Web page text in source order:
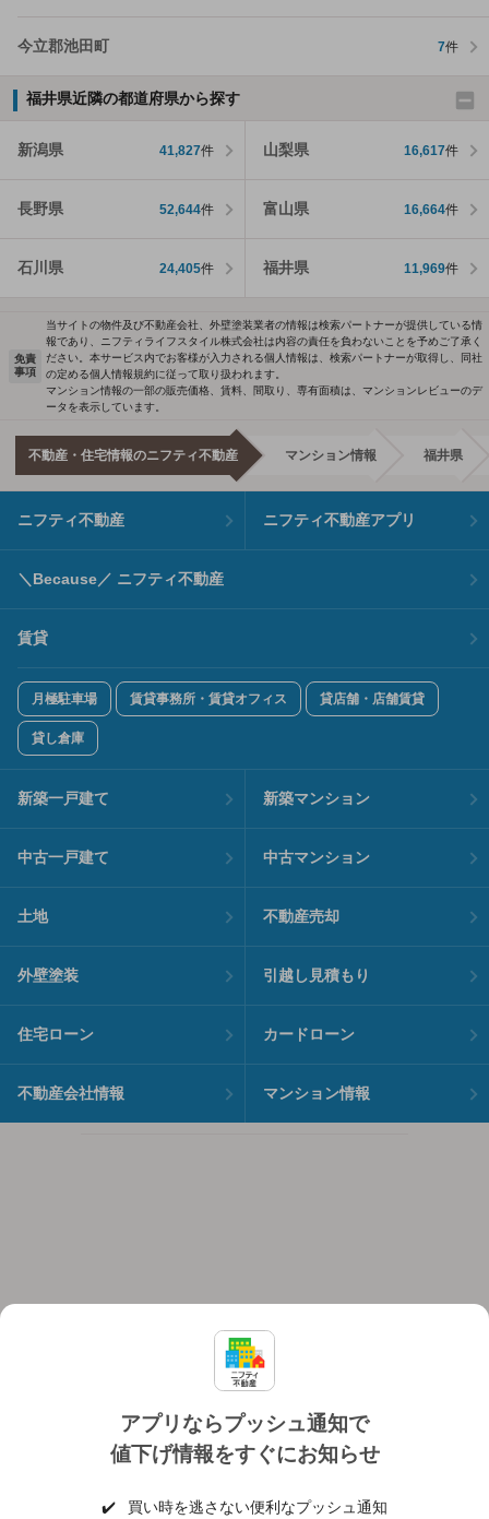
今立郡池田町 7件
福井県近隣の都道府県から探す
新潟県 41,827件 山梨県 16,617件
長野県 52,644件 富山県 16,664件
石川県 24,405件 福井県 11,969件
アプリならプッシュ通知で
値下げ情報をすぐにお知らせ
✔️ 買い時を逃さない便利なプッシュ通知
免責
事項
当サイトの物件及び不動産会社、外壁塗装業者の情報は検索パートナーが提供している情
報であり、ニフティライフスタイル株式会社は内容の責任を負わないことを予めご了承く
ださい。本サービス内でお客様が入力される個人情報は、検索パートナーが取得し、同社
の定める個人情報規約に従って取り扱われます。
マンション情報の一部の販売価格、賃料、間取り、専有面積は、マンションレビューのデ
ータを表示しています。
不動産・住宅情報のニフティ不動産 マンション情報 福井県
ニフティ不動産 ニフティ不動産アプリ
＼Because／ ニフティ不動産
賃貸
月極駐車場 賃貸事務所・賃貸オフィス 貸店舗・店舗賃貸
貸し倉庫
新築一戸建て 新築マンション
中古一戸建て 中古マンション
土地 不動産売却
外壁塗装 引越し見積もり
住宅ローン カードローン
不動産会社情報 マンション情報
個人情報保護ポリシー 利用規約
ヘルプ・お問い合わせ 採用情報